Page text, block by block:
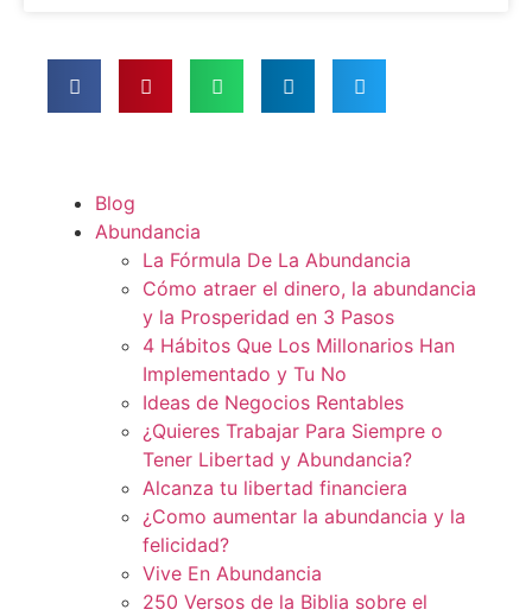
Blog
Abundancia
La Fórmula De La Abundancia
Cómo atraer el dinero, la abundancia
y la Prosperidad en 3 Pasos
4 Hábitos Que Los Millonarios Han
Implementado y Tu No
Ideas de Negocios Rentables
¿Quieres Trabajar Para Siempre o
Tener Libertad y Abundancia?
Alcanza tu libertad financiera
¿Como aumentar la abundancia y la
felicidad?
Vive En Abundancia
250 Versos de la Biblia sobre el